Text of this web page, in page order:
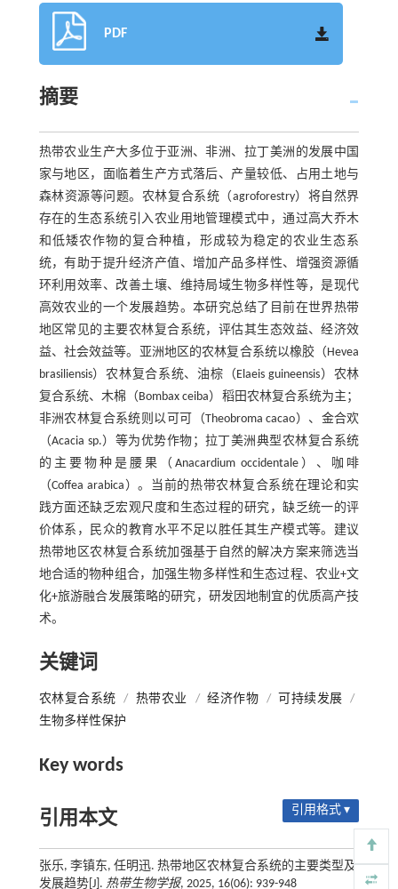
PDF
摘要
热带农业生产大多位于亚洲、非洲、拉丁美洲的发展中国
家与地区，面临着生产方式落后、产量较低、占用土地与
森林资源等问题。农林复合系统（agroforestry）将自然界
存在的生态系统引入农业用地管理模式中，通过高大乔木
和低矮农作物的复合种植，形成较为稳定的农业生态系
统，有助于提升经济产值、增加产品多样性、增强资源循
环利用效率、改善土壤、维持局域生物多样性等，是现代
高效农业的一个发展趋势。本研究总结了目前在世界热带
地区常见的主要农林复合系统，评估其生态效益、经济效
益、社会效益等。亚洲地区的农林复合系统以橡胶（Hevea
brasiliensis）农林复合系统、油棕（Elaeis guineensis）农林
复合系统、木棉（Bombax ceiba）稻田农林复合系统为主；
非洲农林复合系统则以可可（Theobroma cacao）、金合欢
（Acacia sp.）等为优势作物；拉丁美洲典型农林复合系统
的主要物种是腰果（Anacardium occidentale）、咖啡
（Coffea arabica）。当前的热带农林复合系统在理论和实
践方面还缺乏宏观尺度和生态过程的研究，缺乏统一的评
价体系，民众的教育水平不足以胜任其生产模式等。建议
热带地区农林复合系统加强基于自然的解决方案来筛选当
地合适的物种组合，加强生物多样性和生态过程、农业+文
化+旅游融合发展策略的研究，研发因地制宜的优质高产技
术。
关键词
农林复合系统 / 热带农业 / 经济作物 / 可持续发展
/
生物多样性保护
Key words
引用本文 引用格式 ▾
张乐, 李镇东, 任明迅. 热带地区农林复合系统的主要类型及
发展趋势[J]. 热带生物学报, 2025, 16(06): 939-948